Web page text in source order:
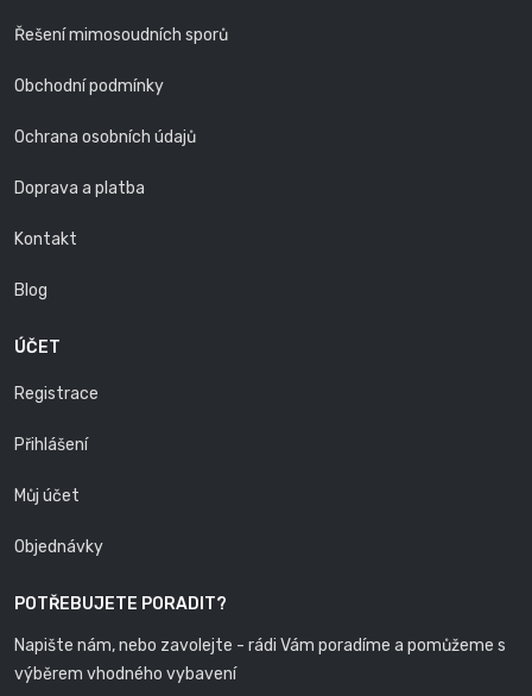
Řešení mimosoudních sporů
Obchodní podmínky
Ochrana osobních údajů
Doprava a platba
Kontakt
Blog
ÚČET
Registrace
Přihlášení
Můj účet
Objednávky
POTŘEBUJETE PORADIT?
Napište nám, nebo zavolejte - rádi Vám poradíme a pomůžeme s
výběrem vhodného vybavení